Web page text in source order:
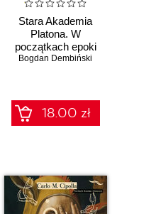
Stara Akademia
Platona. W
początkach epoki
hellenistycznej
Bogdan Dembiński
18.00 zł